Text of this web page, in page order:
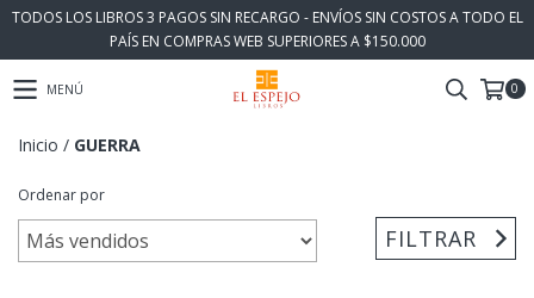
TODOS LOS LIBROS 3 PAGOS SIN RECARGO - ENVÍOS SIN COSTOS A TODO EL
PAÍS EN COMPRAS WEB SUPERIORES A $150.000
MENÚ 0
Inicio / GUERRA
Ordenar por
FILTRAR